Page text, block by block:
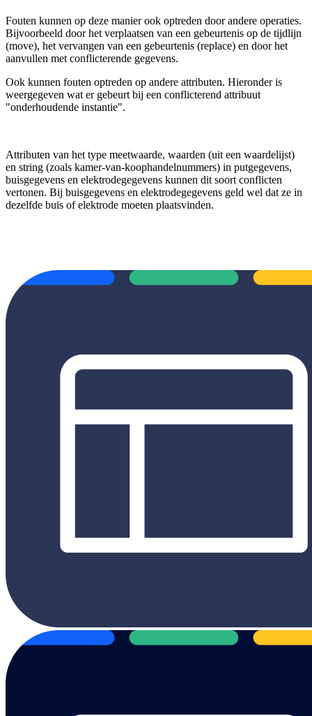
Fouten kunnen op deze manier ook optreden door andere operaties.
Bijvoorbeeld door het verplaatsen van een gebeurtenis op de tijdlijn
(move), het vervangen van een gebeurtenis (replace) en door het
aanvullen met conflicterende gegevens.
Ook kunnen fouten optreden op andere attributen. Hieronder is
weergegeven wat er gebeurt bij een conflicterend attribuut
"onderhoudende instantie".
Attributen van het type meetwaarde, waarden (uit een waardelijst)
en string (zoals kamer-van-koophandelnummers) in putgegevens,
buisgegevens en elektrodegegevens kunnen dit soort conflicten
vertonen. Bij buisgegevens en elektrodegegevens geld wel dat ze in
dezelfde buis of elektrode moeten plaatsvinden.